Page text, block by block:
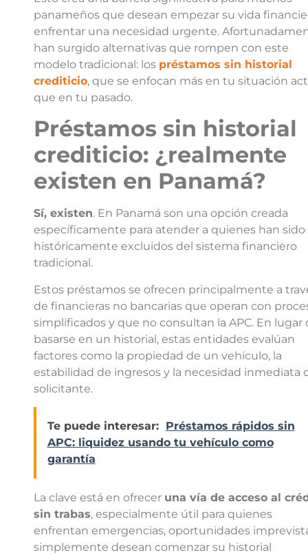
panameños que desean empezar su vida
enfrentar una necesidad urgente.
han surgido alternativas que rompen con este
modelo tradicional: los préstamos sin historial
crediticio, que se enfocan más en tu situación
que en tu pasado.
Préstamos sin historial
crediticio: ¿realmente
existen en Panamá?
Sí, existen. En Panamá son una opción creada
específicamente para atender a quienes han sido
históricamente excluidos del sistema financiero
tradicional.
Estos préstamos se ofrecen principalmente a
de financieras no bancarias que operan con
simplificados y que no consultan la APC. En lugar
basarse en un historial, estas entidades evalúan
factores como la propiedad de un vehículo, la
estabilidad de ingresos y la necesidad inmediata
solicitante.
Te puede interesar:
Préstamos rápidos sin
APC: liquidez usando tu vehículo como
garantía
La clave está en ofrecer una vía de acceso al
sin trabas, especialmente útil para quienes
enfrentan emergencias, oportunidades
simplemente desean comenzar su historial